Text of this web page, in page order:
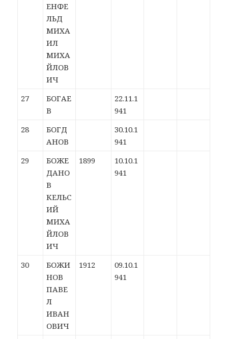
ЕНФЕ
ЛЬД
МИХА
ИЛ
МИХА
ЙЛОВ
ИЧ
27
БОГАЕ
В
22.11.1
941
28
БОГД
АНОВ
30.10.1
941
29
БОЖЕ
ДАНО
В
КЕЛЬС
ИЙ
МИХА
ЙЛОВ
ИЧ
1899
10.10.1
941
30
БОЖИ
НОВ
ПАВЕ
Л
ИВАН
ОВИЧ
1912
09.10.1
941